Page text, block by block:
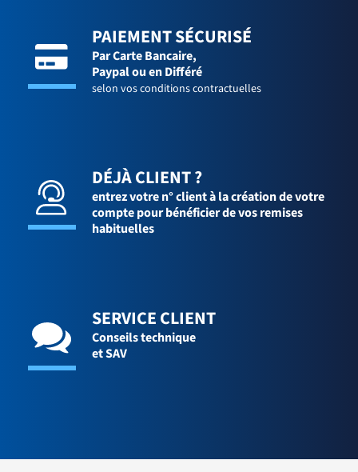
PAIEMENT SÉCURISÉ
Par Carte Bancaire,
Paypal ou en Différé
selon vos conditions contractuelles
DÉJÀ CLIENT ?
entrez votre n° client à la création de votre
compte pour bénéficier de vos remises
habituelles
SERVICE CLIENT
Conseils technique
et SAV